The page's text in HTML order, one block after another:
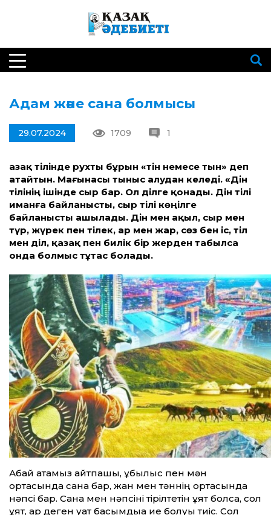
Адам және сана болмысы
29.07.2024 1709 1
Қазақ тілінде рухты бұрын «тін немесе тын» деп
атайтын. Мағынасы тыныс алудан келеді. «Дін
тілінің ішінде сыр бар. Ол ділге қонады. Дін тілі
иманға байланысты, сыр тілі көңілге
байланысты ашылады. Дін мен ақыл, сыр мен
түр, жүрек пен тілек, ар мен жар, сөз бен іс, тіл
мен діл, қазақ пен билік бір жерден табылса
онда болмыс тұтас болады.
Абай атамыз айтпақшы, құбылыс пен мән
ортасында сана бар, жан мен тәннің ортасында
нәпсі бар. Сана мен нәпсіні тірілтетін ұят болса, сол
ұят, ар деген қуат басымдыққа ие болуы тиіс. Сол